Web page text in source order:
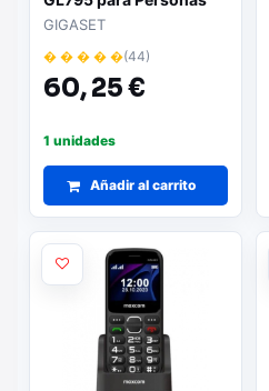
Mayores/ 4G/ Negro
GIGASET
� � � � �(44)
60,25 €
1 unidades
Añadir al carrito